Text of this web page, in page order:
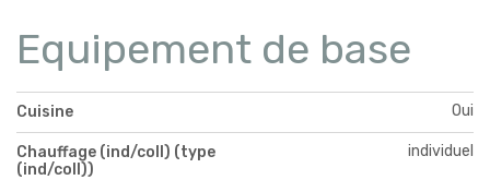
Equipement de base
Cuisine Oui
Chauffage (ind/coll) (type
(ind/coll))
individuel